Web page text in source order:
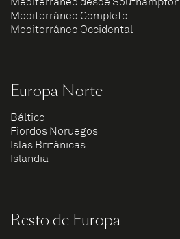
Mediterráneo Completo
Mediterráneo Occidental
Europa Norte
Báltico
Fiordos Noruegos
Islas Británicas
Islandia
Resto de Europa